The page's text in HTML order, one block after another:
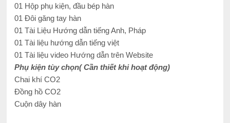
01 Hộp phụ kiện, đầu bép hàn
01 Đôi găng tay hàn
01 Tài Liệu Hướng dẫn tiếng Anh, Pháp
01 Tài liệu hướng dẫn tiếng việt
01 Tài liệu video Hướng dẫn trên Website
Phụ kiện tùy chọn( Cần thiết khi hoạt động)
Chai khí CO2
Đồng hồ CO2
Cuộn dây hàn